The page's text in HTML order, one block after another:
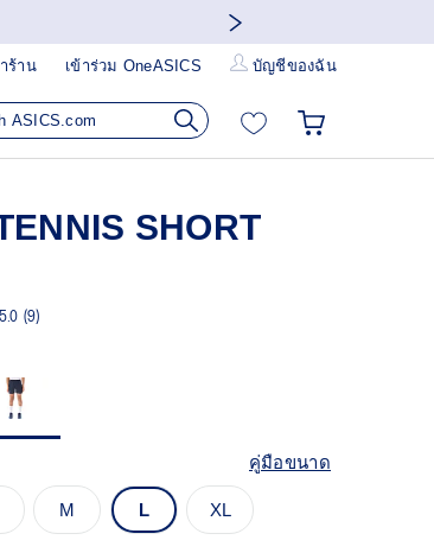
ร้าน เข้าร่วม OneASICS บัญชีของฉัน
SHORT
5.0 (9)
คู่มือขนาด
M L XL